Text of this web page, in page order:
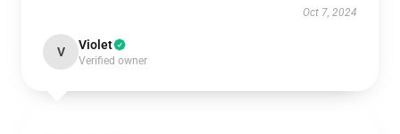
Oct 7, 2024
V Violet
Verified owner